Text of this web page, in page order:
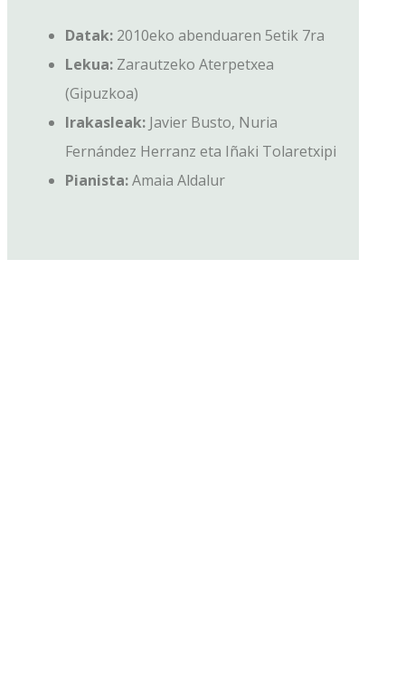
Datak: 2010eko abenduaren 5etik 7ra
Lekua: Zarautzeko Aterpetxea
(Gipuzkoa)
Irakasleak: Javier Busto, Nuria
Fernández Herranz eta Iñaki Tolaretxipi
Pianista:Amaia Aldalur